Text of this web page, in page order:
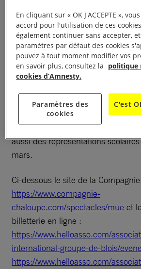
le lundi 3 mars 2025 à 20 h 30 à
Semprun à Blois. Il s’agit d’un
Compagnie La Chaloupe en
Amnesty. Un spectacle original,
théâtre classique, où le public est
retraçant les étapes de parcours
débats qui les entourent. Cette
public s’inscrit dans une tournée
aussi des représentations
mars.
Ci-dessous le site de la
https://www.compagnie-
chaloupe.com/spectacles/mue et
billetterie en ligne :
https://www.helloasso.com/
international-groupe-de-blois/
https://www.helloasso.com/
En cliquant sur « OK J'ACCEPTE »,
accord pour l'utilisation de ces
également continuer sans accepter,
paramètres par défaut des cookies
pouvez à tout moment modifier vos
en savoir plus, consultez la politique
cookies d’Amnesty.
Paramètres des
cookies
C'est